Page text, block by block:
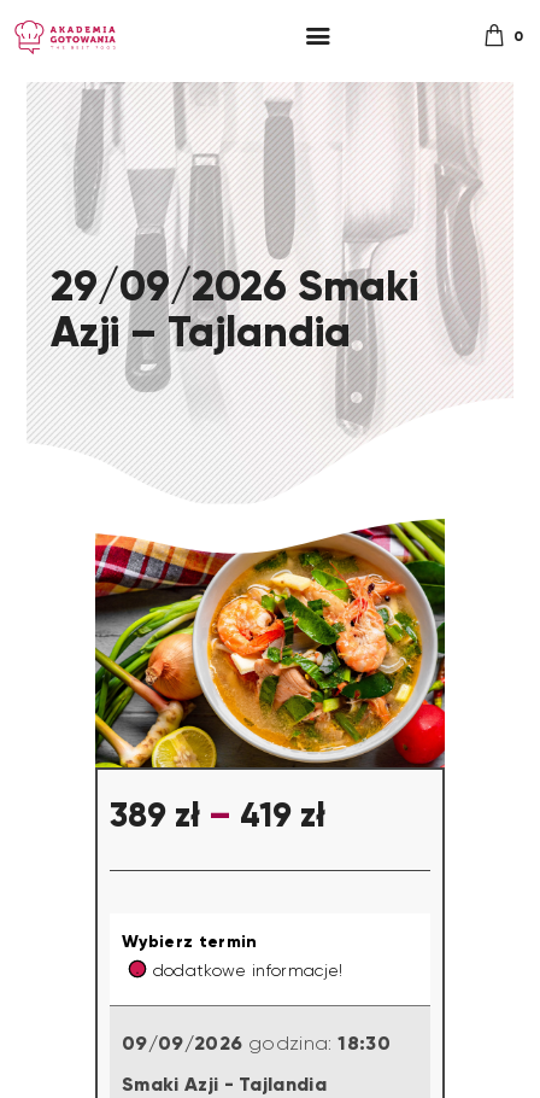
0
29/09/2026 Smaki
Azji – Tajlandia
389 zł – 419 zł
Wybierz termin
dodatkowe informacje!
09/09/2026 godzina: 18:30
Smaki Azji - Tajlandia